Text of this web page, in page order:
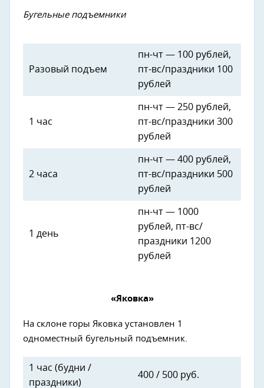
Бугельные подъемники
Разовый подъем
пн-чт — 100 рублей,
пт-вс/праздники 100
рублей
1 час
пн-чт — 250 рублей,
пт-вс/праздники 300
рублей
2 часа
пн-чт — 400 рублей,
пт-вс/праздники 500
рублей
1 день
пн-чт — 1000
рублей, пт-вс/
праздники 1200
рублей
«Яковка»
На склоне горы Яковка установлен 1
одноместный бугельный подъемник.
1 час (будни /
праздники)
400 / 500 руб.